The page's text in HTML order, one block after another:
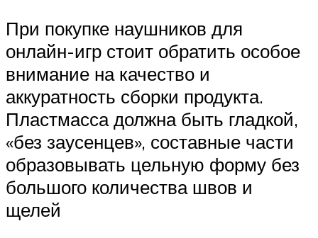
При покупке наушников для
онлайн-игр стоит обратить особое
внимание на качество и
аккуратность сборки продукта.
Пластмасса должна быть гладкой,
«без заусенцев», составные части
образовывать цельную форму без
большого количества швов и
щелей